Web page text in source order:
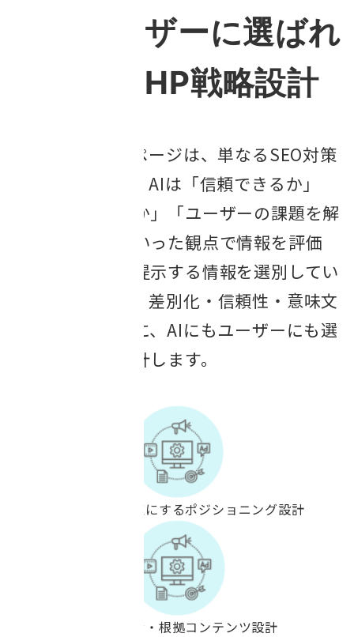
AIとユーザーに選ばれ
るためのHP戦略設計
AI時代のホームページは、単なるSEO対策
では不十分です。AIは「信頼できるか」
「独自性があるか」「ユーザーの課題を解
決できるか」といった観点で情報を評価
し、ユーザーに提示する情報を選別してい
ます。当社では、差別化・信頼性・意味文
脈の整合性を軸に、AIにもユーザーにも選
ばれる戦略を設計します。
差別化・独自性を明確にするポジショニング設計
信頼性を担保する実績・根拠コンテンツ設計